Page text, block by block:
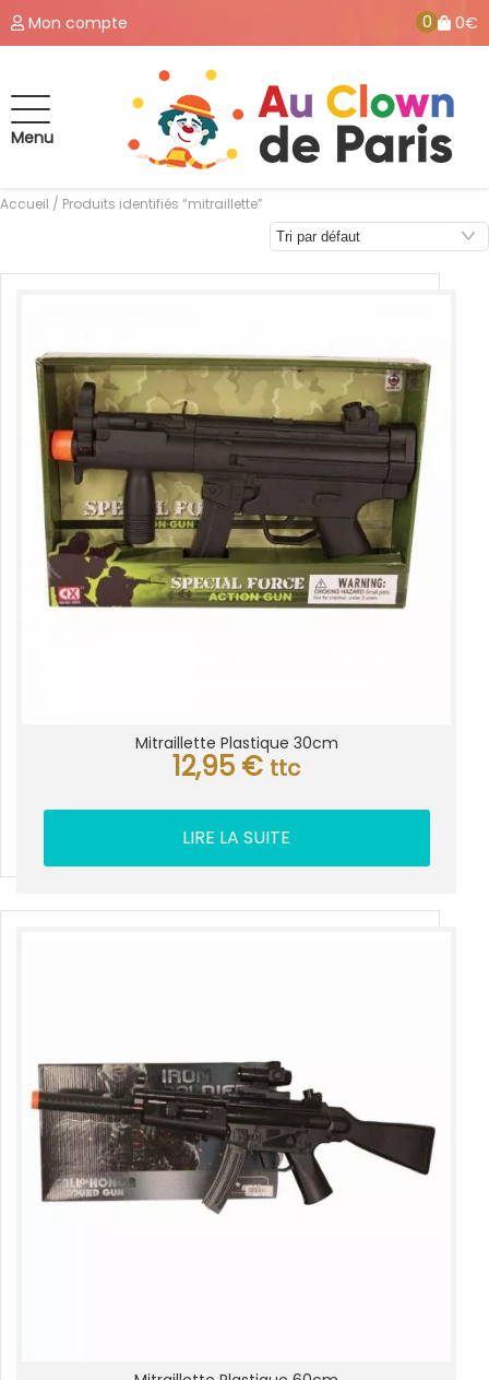
Mon compte 0 0€
Menu
Accueil / Produits identifiés “mitraillette”
Mitraillette Plastique 30cm
12,95 € ttc
LIRE LA SUITE